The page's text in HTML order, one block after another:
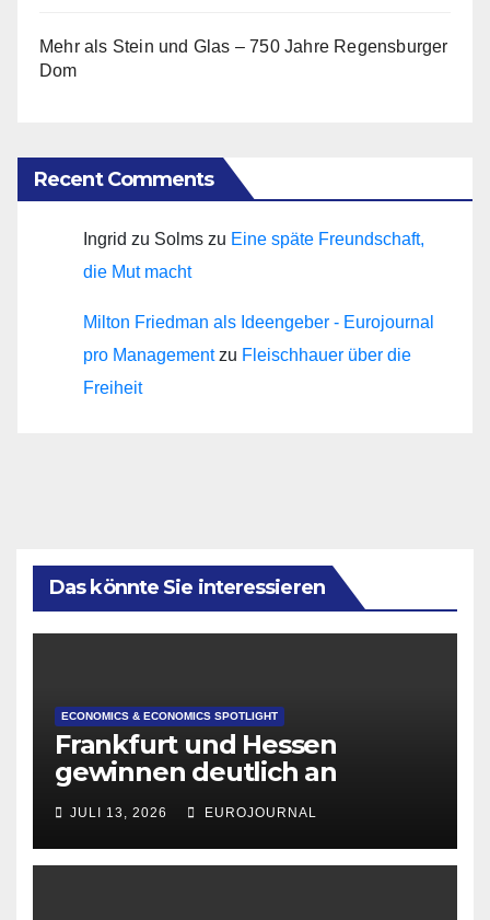
Mehr als Stein und Glas – 750 Jahre Regensburger
Dom
Recent Comments
Ingrid zu Solms zu Eine späte Freundschaft,
die Mut macht
Milton Friedman als Ideengeber - Eurojournal
pro Managementzu Fleischhauer über die
Freiheit
Das könnte Sie interessieren
ECONOMICS & ECONOMICS SPOTLIGHT
Frankfurt und Hessen
gewinnen deutlich an
Attraktivität für Startup-
Gründungen
JULI 13, 2026 EUROJOURNAL